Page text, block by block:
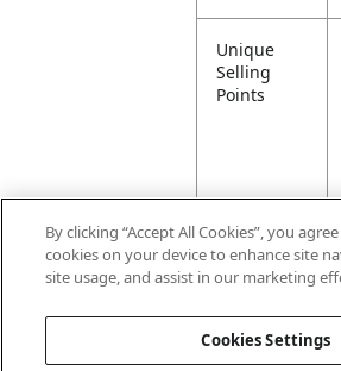
Unique
Selling
Points
By clicking “Accept All Cookies”, you
cookies on your device to enhance site
site usage, and assist in our marketing
Cookies Settings